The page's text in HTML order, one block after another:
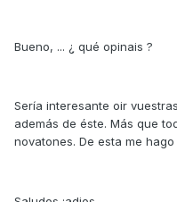
Bueno, ... ¿ qué opinais ?
Sería interesante oir
además de éste. Más que
novatones. De esta me hago